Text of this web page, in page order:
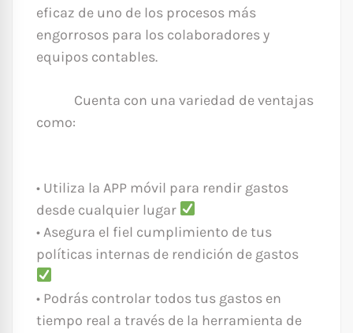
eficaz de uno de los procesos más
engorrosos para los colaboradores y
equipos contables.
Cuenta con una variedad de ventajas
como:
• Utiliza la APP móvil para rendir gastos
desde cualquier lugar
• Asegura el fiel cumplimiento de tus
políticas internas de rendición de gastos
• Podrás controlar todos tus gastos en
tiempo real a través de la herramienta de